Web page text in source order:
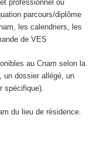
professionnel ou
parcours/diplôme
les calendriers, les
de VES
au Cnam selon la
un dossier allégé, un
spécifique).
du lieu de résidence.